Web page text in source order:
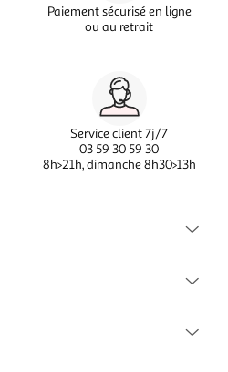
Paiement sécurisé en ligne
ou au retrait
Service client 7j/7
03 59 30 59 30
8h>21h, dimanche 8h30>13h